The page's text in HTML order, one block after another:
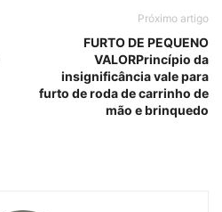
Próximo artigo
FURTO DE PEQUENO
VALORPrincípio da
insignificância vale para
furto de roda de carrinho de
mão e brinquedo